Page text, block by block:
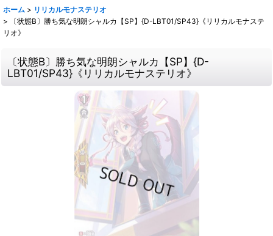
ホーム > リリカルモナステリオ
>
〔状態B〕勝ち気な明朗シャルカ【SP】{D-LBT01/SP43}《リリカルモナステ
リオ》
〔状態B〕勝ち気な明朗シャルカ【SP】{D-
LBT01/SP43}《リリカルモナステリオ》